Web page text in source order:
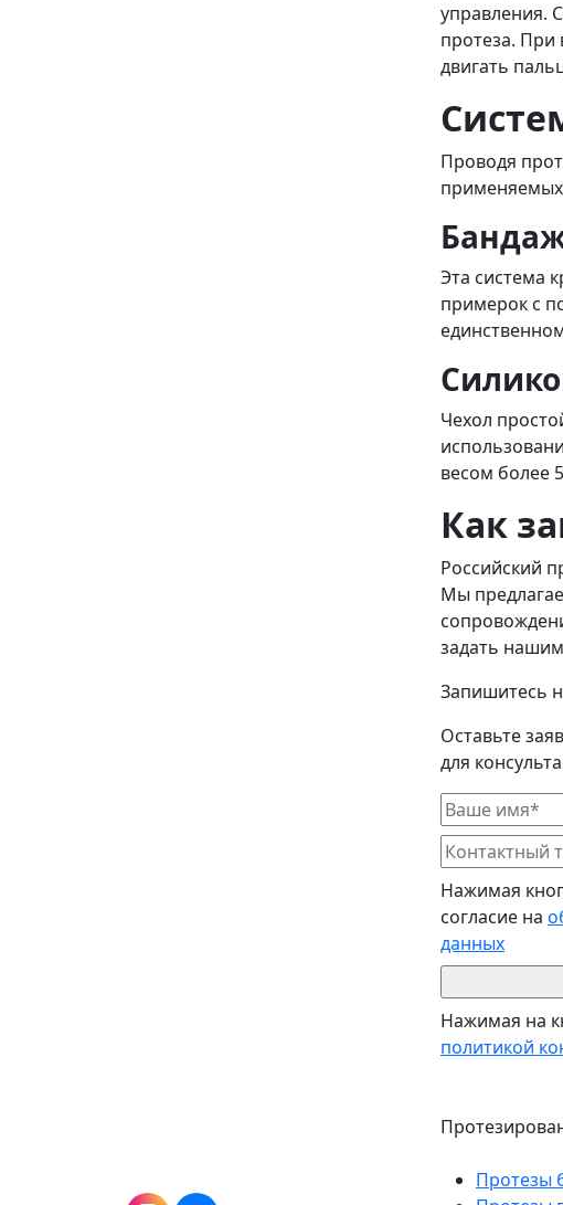
управления.
протеза. При
двигать
Проводя
применяемых
Эта система
примерок с
Чехол
весом более 5
Как
Российский
Мы
задать
Запишитесь
Оставьте
для
Нажимая
согласие на
данных
Нажимая на
политикой
Протезы